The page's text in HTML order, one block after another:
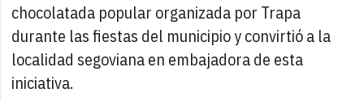
chocolatada popular organizada por Trapa
durante las fiestas del municipio y convirtió a la
localidad segoviana en embajadora de esta
iniciativa.